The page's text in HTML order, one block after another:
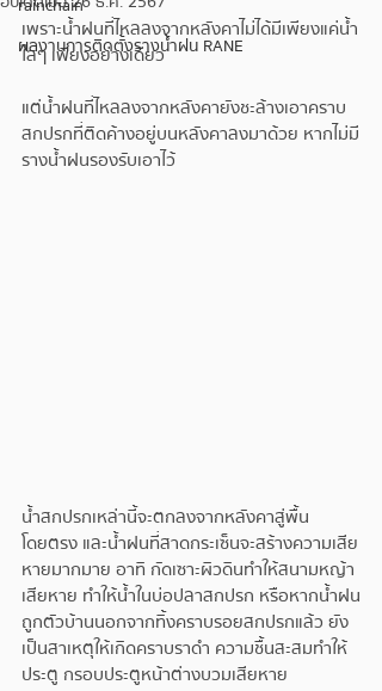
rainchain
ผลงานการติดตั้งรางน้ำฝน RANE
เพราะน้ำฝนที่ไหลลงจากหลังคาไม่ได้มีเพียงแค่น้ำ
ใสๆ เพียงอย่างเดียว
แต่น้ำฝนที่ไหลลงจากหลังคายังชะล้างเอาคราบ
สกปรกที่ติดค้างอยู่บนหลังคาลงมาด้วย หากไม่มี
รางน้ำฝนรองรับเอาไว้
น้ำสกปรกเหล่านี้จะตกลงจากหลังคาสู่พื้น
โดยตรง และน้ำฝนที่สาดกระเซ็นจะสร้างความเสีย
หายมากมาย อาทิ กัดเซาะผิวดินทำให้สนามหญ้า
เสียหาย ทำให้น้ำในบ่อปลาสกปรก หรือหากน้ำฝน
ถูกตัวบ้านนอกจากทิ้งคราบรอยสกปรกแล้ว ยัง
เป็นสาเหตุให้เกิดคราบราดำ ความชื้นสะสมทำให้
ประตู กรอบประตูหน้าต่างบวมเสียหาย